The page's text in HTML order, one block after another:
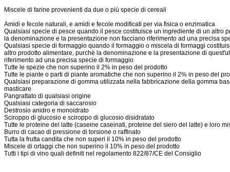
Miscele di farine provenienti da due o più specie di cereali
Amidi e fecole naturali, e amidi e fecole modificati per via fisica o enzimatica
Qualsiasi specie di pesce quando il pesce costituisce un ingrediente di un altro
la denominazione e la presentazione non facciano riferimento ad una precisa
Qualsiasi specie di formaggio quando il formaggio o miscela di formaggi
altro prodotto alimentare, purchè la denominazione e la presentazione di
riferimento ad una precisa specie di formaggio
Tutte le spezie che non superino il 2% in peso del prodotto
Tutte le piante o parti di piante aromatiche che non superino il 2% in peso del
Qualsiasi preparazione di gomma utilizzata nella fabbricazione della gomma
masticare
Pangrattato di qualsiasi origine
Qualsiasi categoria di saccarosio
Destrosio anidro e monoidrato
Sciroppo di glucosio e sciroppo di glucosio disidratato
Tutte le proteine del latte (caseine caseinati, proteine del siero del latte) e loro
Burro di cacao di pressione di torsione o raffinato
Tutta la frutta candita che non superi il 10% in peso del prodotto
Miscele di ortaggi che non superino il 10% in peso del prodotto
Tutti i tipi di vino quali definiti nel regolamento 822/87/CE del Consiglio